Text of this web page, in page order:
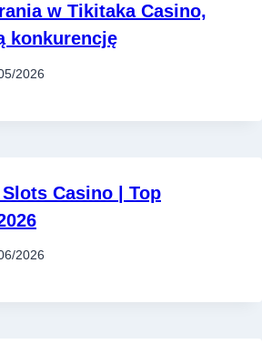
w Tikitaka Casino,
konkurencję
2026
Casino | Top
2026